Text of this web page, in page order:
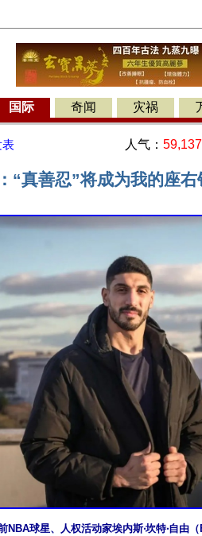
国际 奇闻 灾祸
表 人气： 59,137
“真善忍”将成为我的座右
NBA球星、人权活动家埃内斯‧坎特‧自